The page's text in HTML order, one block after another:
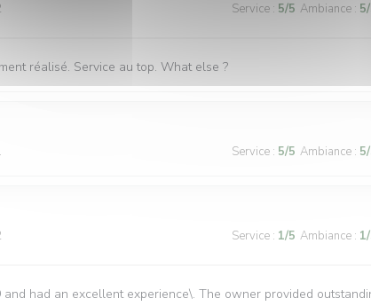
Service : 5/5 Ambiance : 5
réalisé. Service au top. What else ?
Service : 5/5 Ambiance : 5
Service : 1/5 Ambiance : 1
had an excellent experience\. The owner provided